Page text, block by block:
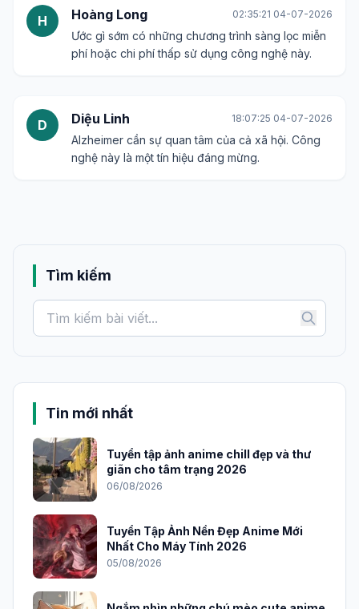
H Hoàng Long 02:35:21 04-07-2026
Ước gì sớm có những chương trình sàng lọc miễn
phí hoặc chi phí thấp sử dụng công nghệ này.
D Diệu Linh 18:07:25 04-07-2026
Alzheimer cần sự quan tâm của cả xã hội. Công
nghệ này là một tín hiệu đáng mừng.
Tìm kiếm
Tin mới nhất
Tuyển tập ảnh anime chill đẹp và thư
giãn cho tâm trạng 2026
06/08/2026
Tuyển Tập Ảnh Nền Đẹp Anime Mới
Nhất Cho Máy Tính 2026
05/08/2026